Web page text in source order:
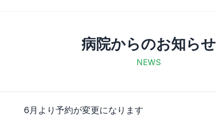
病院からのお知らせ
NEWS
6月より予約が変更になります